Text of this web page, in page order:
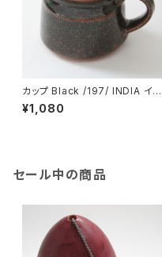
カップ Black /197/ INDIA イン
ド
¥1,080
セール中の商品